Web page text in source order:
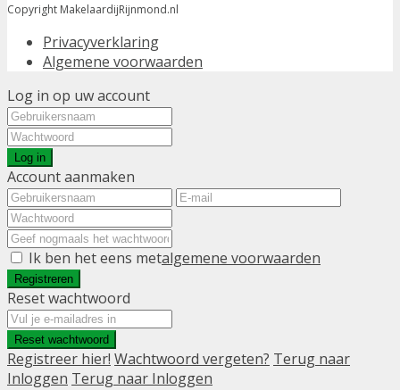
Copyright MakelaardijRijnmond.nl
Privacyverklaring
Algemene voorwaarden
Log in op uw account
Log in
Account aanmaken
Ik ben het eens metalgemene voorwaarden
Registreren
Reset wachtwoord
Reset wachtwoord
Registreer hier! Wachtwoord vergeten? Terug naar
Inloggen Terug naar Inloggen